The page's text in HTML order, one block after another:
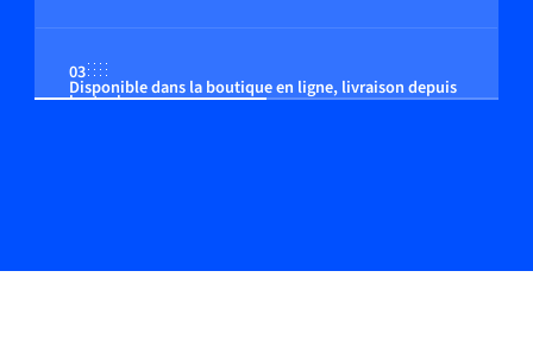
03
Disponible dans la boutique en ligne, livraison depuis
le stock